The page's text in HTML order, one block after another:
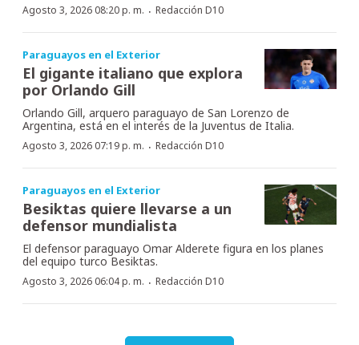
Agosto 3, 2026 08:20 p. m. · Redacción D10
Paraguayos en el Exterior
El gigante italiano que explora
por Orlando Gill
Orlando Gill, arquero paraguayo de San Lorenzo de
Argentina, está en el interés de la Juventus de Italia.
Agosto 3, 2026 07:19 p. m. · Redacción D10
Paraguayos en el Exterior
Besiktas quiere llevarse a un
defensor mundialista
El defensor paraguayo Omar Alderete figura en los planes
del equipo turco Besiktas.
Agosto 3, 2026 06:04 p. m. · Redacción D10